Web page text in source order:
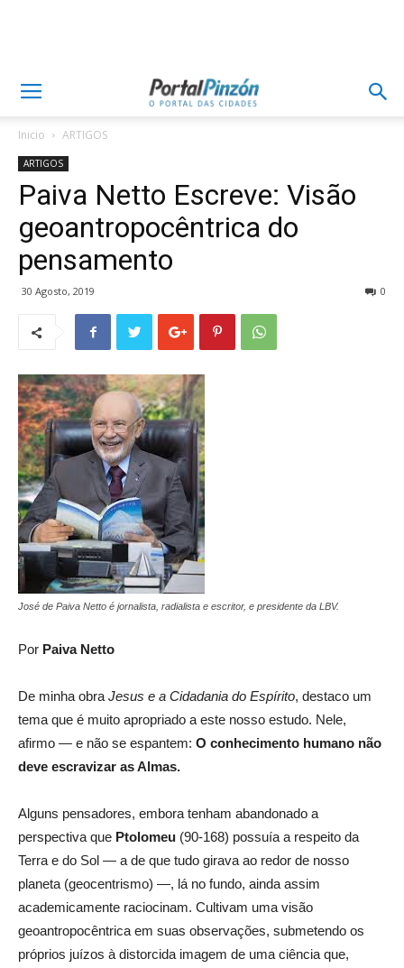
Inicio ARTIGOS
ARTIGOS
Paiva Netto Escreve: Visão
geoantropocêntrica do
pensamento
30 Agosto, 2019 0
José de Paiva Netto é jornalista, radialista e escritor, e presidente da LBV.
Por Paiva Netto
De minha obra Jesus e a Cidadania do Espírito, destaco um
tema que é muito apropriado a este nosso estudo. Nele,
afirmo — e não se espantem: O conhecimento humano não
deve escravizar as Almas.
Alguns pensadores, embora tenham abandonado a
perspectiva que Ptolomeu (90-168) possuía a respeito da
Terra e do Sol — a de que tudo girava ao redor de nosso
planeta (geocentrismo) —, lá no fundo, ainda assim
academicamente raciocinam. Cultivam uma visão
geoantropocêntrica em suas observações, submetendo os
próprios juízos à distorcida imagem de uma ciência que,